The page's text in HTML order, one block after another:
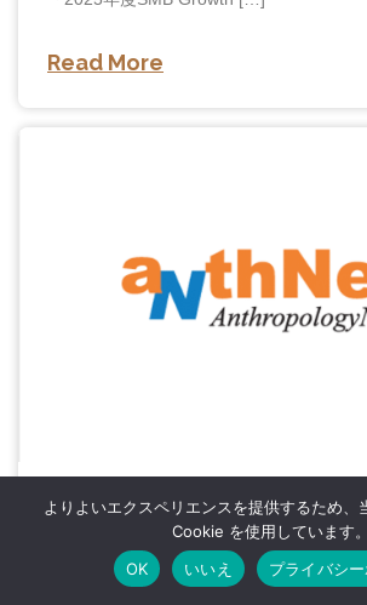
2025.09.08 NEWS
【見逃し配信中】ITトレンド
おかげさまで多くの反響をいただき、盛
よりよいエクスペリエンスを提供するため、
Cookie を使用しています。
OK
いいえ プライバシ